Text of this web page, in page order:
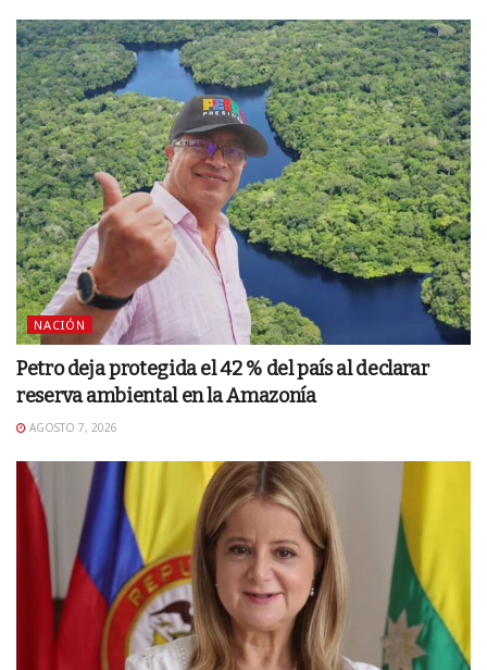
NACIÓN
Petro deja protegida el 42 % del país al declarar
reserva ambiental en la Amazonía
AGOSTO 7, 2026